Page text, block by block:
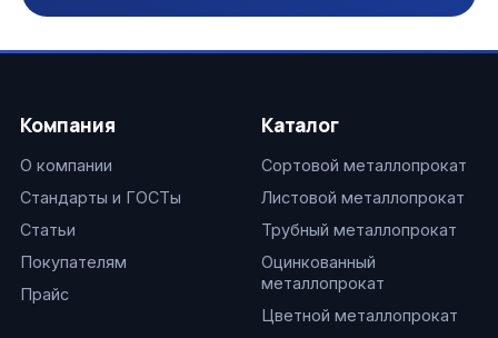
Компания
О компании
Стандарты и ГОСТы
Статьи
Покупателям
Прайс
Каталог
Сортовой металлопрокат
Листовой металлопрокат
Трубный металлопрокат
Оцинкованный
металлопрокат
Цветной металлопрокат